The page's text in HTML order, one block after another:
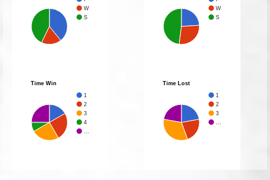
W
S
W
S
Time Win
1
2
3
4
Time Lost
1
2
3